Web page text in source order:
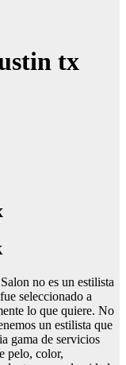
tx
no es un estilista
seleccionado a
lo que quiere. No
un estilista que
gama de servicios
pelo, color,